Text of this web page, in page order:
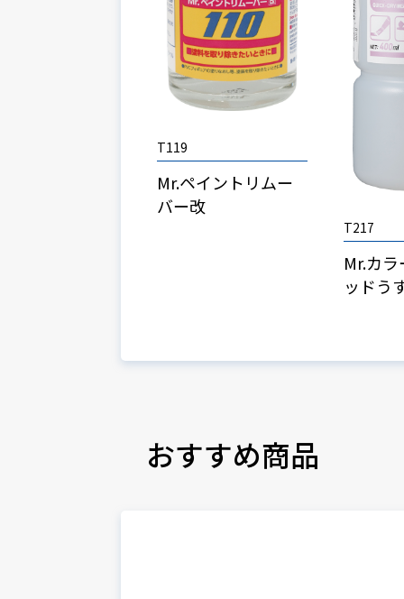
T119
Mr.ペイントリムー
バー改
T217
Mr.カラ
ッドう
おすすめ商品